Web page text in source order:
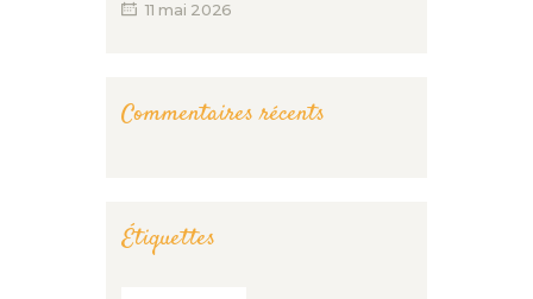
11 mai 2026
Commentaires récents
Étiquettes